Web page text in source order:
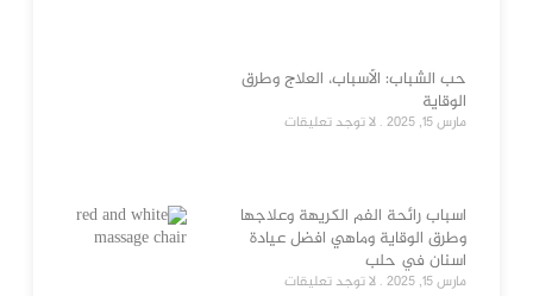
حب الشباب: الأسباب، العلاج وطرق
الوقاية
مارس 15, 2025 لا توجد تعليقات
اسباب رائحة الفم الكريهة وعلاجها
وطرق الوقاية وماهي افضل عيادة
اسنان في حلب
مارس 15, 2025 لا توجد تعليقات